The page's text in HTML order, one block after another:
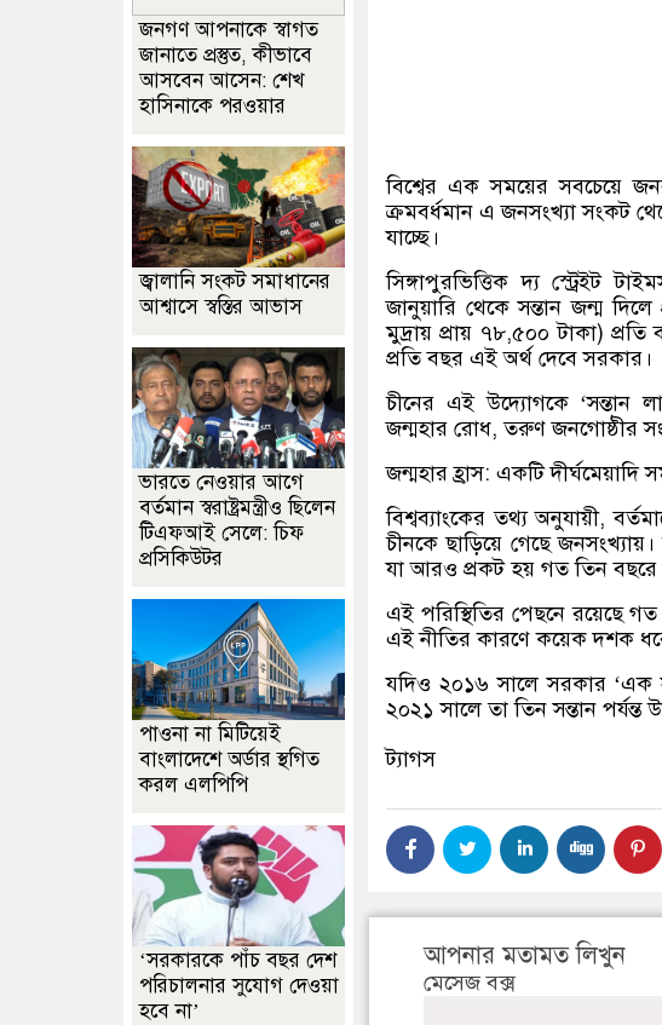
বিশ্বের এক সময়ের সবচেয়ে
ক্রমবর্ধমান এ জনসংখ্যা সংকট
যাচ্ছে।
সিঙ্গাপুরভিত্তিক দ্য স্ট্রেইট
জানুয়ারি থেকে সন্তান জন্ম
মুদ্রায় প্রায় ৭৮,৫০০ টাকা) প্রতি
প্রতি বছর এই অর্থ দেবে সরকার।
চীনের এই উদ্যোগকে ‘সন্তান
জন্মহার রোধ, তরুণ জনগোষ্ঠীর
জন্মহার হ্রাস: একটি দীর্ঘমেয়াদি
বিশ্বব্যাংকের তথ্য অনুযায়ী,
চীনকে ছাড়িয়ে গেছে
যা আরও প্রকট হয় গত তিন
এই পরিস্থিতির পেছনে রয়েছে
এই নীতির কারণে কয়েক দশক
যদিও ২০১৬ সালে সরকার ‘এক
২০২১ সালে তা তিন সন্তান পর্যন্ত
ট্যাগস
আপনার মতামত লিখুন
মেসেজ বক্স
জনগণ আপনাকে স্বাগত
জানাতে প্রস্তুত, কীভাবে
আসবেন আসেন: শেখ
হাসিনাকে পরওয়ার
জ্বালানি সংকট সমাধানের
আশ্বাসে স্বস্তির আভাস
ভারতে নেওয়ার আগে
বর্তমান স্বরাষ্ট্রমন্ত্রীও ছিলেন
টিএফআই সেলে: চিফ
প্রসিকিউটর
পাওনা না মিটিয়েই
বাংলাদেশে অর্ডার স্থগিত
করল এলপিপি
‘সরকারকে পাঁচ বছর দেশ
পরিচালনার সুযোগ দেওয়া
হবে না’